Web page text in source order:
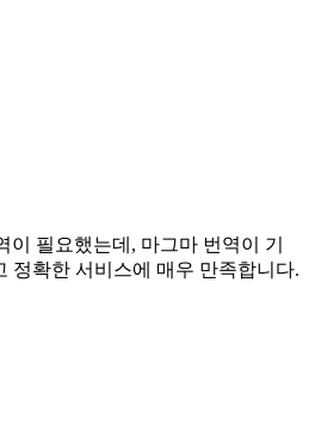
이 필요했는데, 마그마 번역이 기
정확한 서비스에 매우 만족합니다.